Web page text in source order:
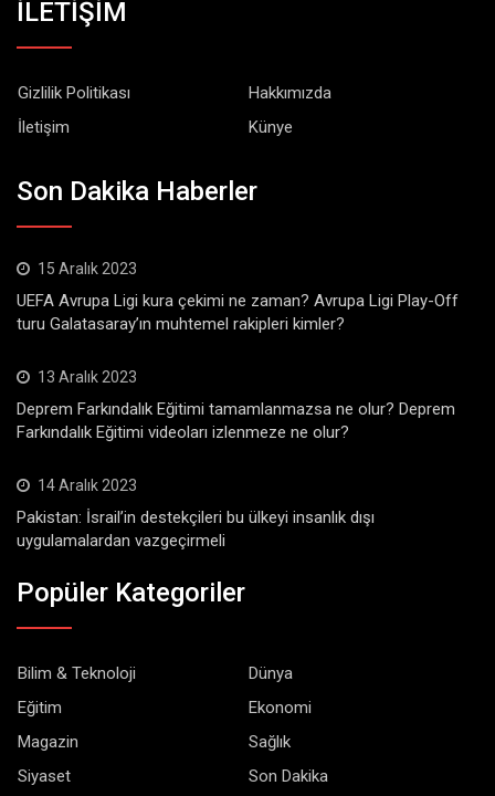
İLETİŞİM
Gizlilik Politikası
Hakkımızda
İletişim
Künye
Son Dakika Haberler
15 Aralık 2023
UEFA Avrupa Ligi kura çekimi ne zaman? Avrupa Ligi Play-Off
turu Galatasaray’ın muhtemel rakipleri kimler?
13 Aralık 2023
Deprem Farkındalık Eğitimi tamamlanmazsa ne olur? Deprem
Farkındalık Eğitimi videoları izlenmeze ne olur?
14 Aralık 2023
Pakistan: İsrail’in destekçileri bu ülkeyi insanlık dışı
uygulamalardan vazgeçirmeli
Popüler Kategoriler
Bilim & Teknoloji
Dünya
Eğitim
Ekonomi
Magazin
Sağlık
Siyaset
Son Dakika